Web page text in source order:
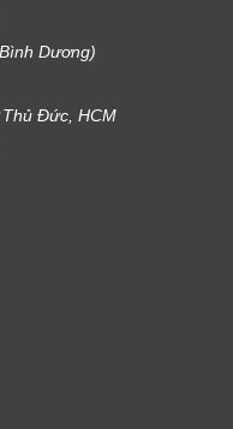
Dương)
Đức, HCM